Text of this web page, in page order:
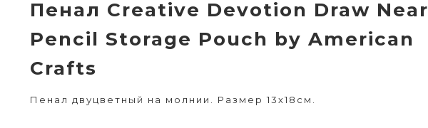
Пенал Creative Devotion Draw Near
Pencil Storage Pouch by American
Crafts
Пенал двуцветный на молнии. Размер 13х18см.